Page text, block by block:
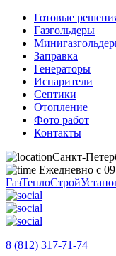
Готовые
Газгольдеры
Заправка
Генераторы
Испарители
Септики
Отопление
Фото работ
Контакты
Санкт-
Ежедневно с
ГазТеплоСтрой
8 (812) 317-71-74